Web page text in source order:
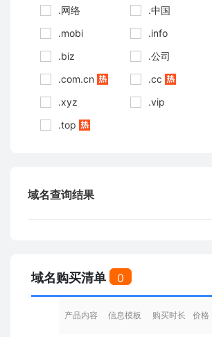
.网络
.中国
.mobi
.info
.biz
.公司
.com.cn
.cc
.xyz
.vip
.top
域名查询结果
域名购买清单 0
产品内容 信息模板 购买时长 价格